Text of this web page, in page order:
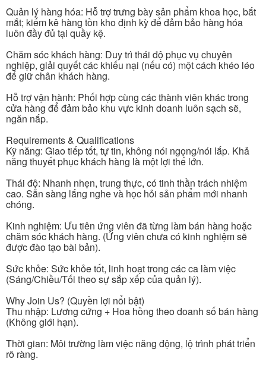
Quản lý hàng hóa: Hỗ trợ trưng bày sản phẩm khoa học, bắt
mắt; kiểm kê hàng tồn kho định kỳ để đảm bảo hàng hóa
luôn đầy đủ tại quầy kệ.
Chăm sóc khách hàng: Duy trì thái độ phục vụ chuyên
nghiệp, giải quyết các khiếu nại (nếu có) một cách khéo léo
để giữ chân khách hàng.
Hỗ trợ vận hành: Phối hợp cùng các thành viên khác trong
cửa hàng để đảm bảo khu vực kinh doanh luôn sạch sẽ,
ngăn nắp.
Requirements & Qualifications
Kỹ năng: Giao tiếp tốt, tự tin, không nói ngọng/nói lắp. Khả
năng thuyết phục khách hàng là một lợi thế lớn.
Thái độ: Nhanh nhẹn, trung thực, có tinh thần trách nhiệm
cao. Sẵn sàng lắng nghe và học hỏi sản phẩm mới nhanh
chóng.
Kinh nghiệm: Ưu tiên ứng viên đã từng làm bán hàng hoặc
chăm sóc khách hàng. (Ứng viên chưa có kinh nghiệm sẽ
được đào tạo bài bản).
Sức khỏe: Sức khỏe tốt, linh hoạt trong các ca làm việc
(Sáng/Chiều/Tối theo sự sắp xếp của quản lý).
Why Join Us? (Quyền lợi nổi bật)
Thu nhập: Lương cứng + Hoa hồng theo doanh số bán hàng
(Không giới hạn).
Thời gian: Môi trường làm việc năng động, lộ trình phát triển
rõ ràng.